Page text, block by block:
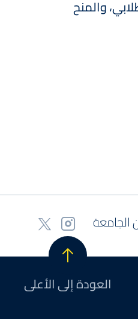
والمنح
الجامعة
العودة إلى الأعلى